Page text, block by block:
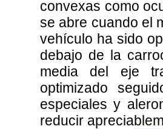
convexas como
se abre cuando el
vehículo ha sido
debajo de la
media del eje
optimizado
especiales y
reducir